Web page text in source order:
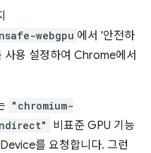
webgpu 에서 '안전하
용 설정하여 Chrome에서
"chromium-
비표준 GPU 기능
를 요청합니다. 그런